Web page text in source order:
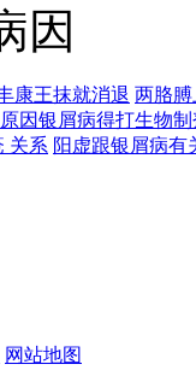
因
康王抹就消退 两胳
因银屑病得打生物制
关系 阳虚跟银屑病有
网站地图